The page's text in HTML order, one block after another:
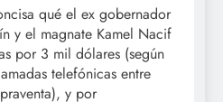
qué el ex gobernador
y el magnate Kamel Nacif
por 3 mil dólares (según
telefónicas entre
y por